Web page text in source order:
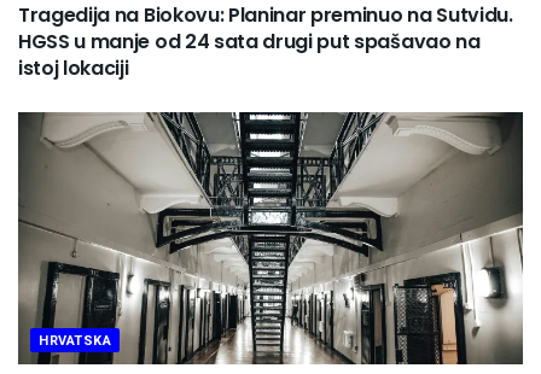
Tragedija na Biokovu: Planinar preminuo na Sutvidu.
HGSS u manje od 24 sata drugi put spašavao na
istoj lokaciji
HRVATSKA